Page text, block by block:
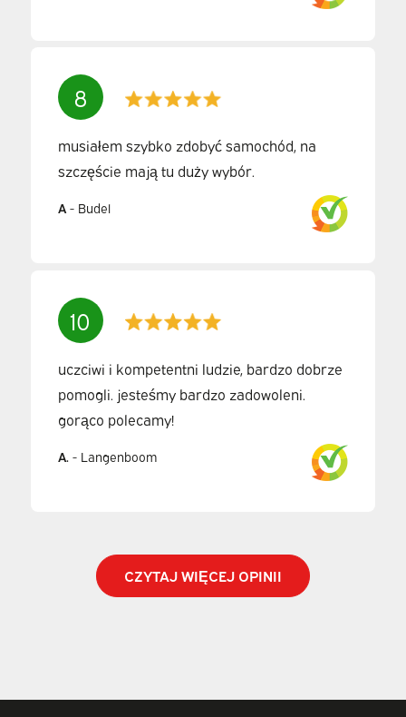
8
musiałem szybko zdobyć samochód, na
szczęście mają tu duży wybór.
A- Budel
10
uczciwi i kompetentni ludzie, bardzo dobrze
pomogli. jesteśmy bardzo zadowoleni.
gorąco polecamy!
A.- Langenboom
CZYTAJ WIĘCEJ OPINII